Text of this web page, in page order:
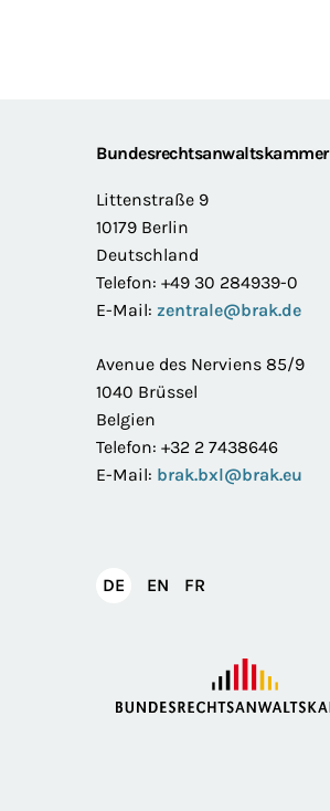
FooterBundesrechtsanwaltskammer
Littenstraße 9
10179 Berlin
Deutschland
Telefon: +49 30 284939-0
E-Mail: zentrale@brak.de
Avenue des Nerviens 85/9
1040 Brüssel
Belgien
Telefon: +32 2 7438646
E-Mail: brak.bxl@brak.eu
DEDeutsch
EN English
FR